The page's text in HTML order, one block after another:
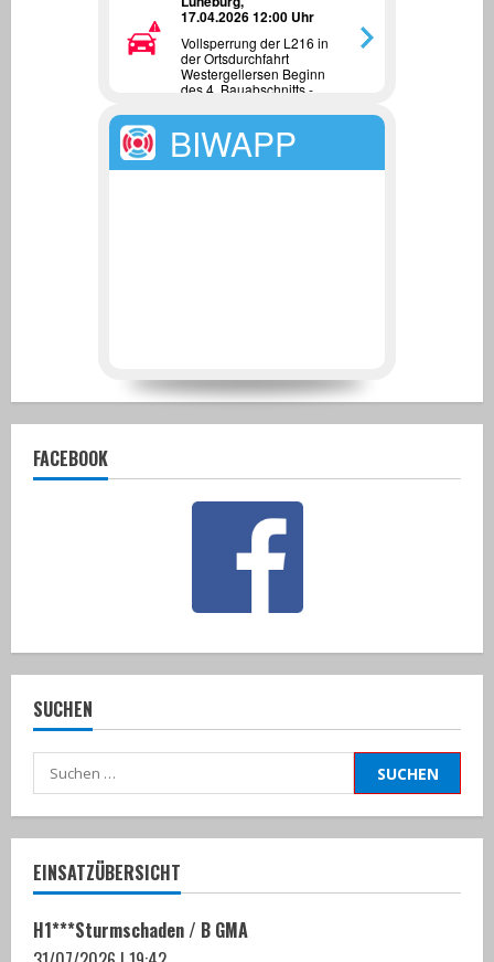
17.04.2026 12:00 Uhr
Vollsperrung der L216 in
der Ortsdurchfahrt
Westergellersen Beginn
des 4. Bauabschnitts -
L216/K18 in einen
Kreisverkehrsplatz - ab
22.04.2026
BIWAPP
FACEBOOK
SUCHEN
Suchen
nach:
EINSATZÜBERSICHT
H1***Sturmschaden / B GMA